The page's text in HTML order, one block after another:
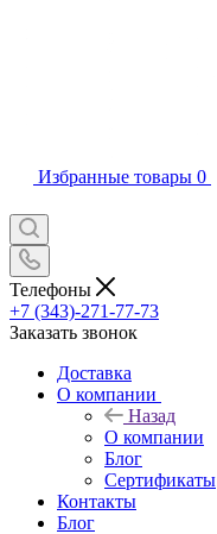
Избранные товары 0
Телефоны
+7 (343)-271-77-73
Заказать звонок
Доставка
О компании
Назад
О компании
Блог
Сертификаты
Контакты
Блог